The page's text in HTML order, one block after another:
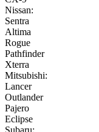
Nissan:
Sentra
Altima
Rogue
Pathfinder
Xterra
Mitsubishi:
Lancer
Outlander
Pajero
Eclipse
Subaru: